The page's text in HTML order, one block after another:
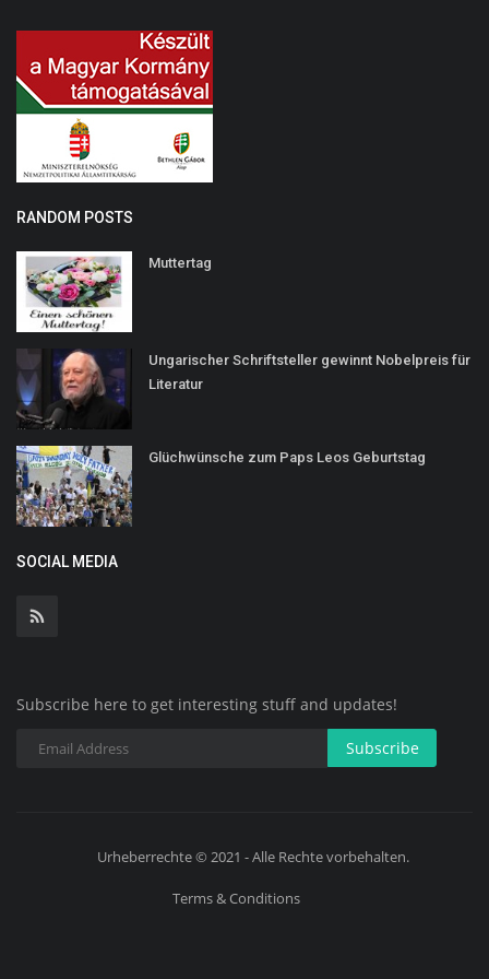
RANDOM POSTS
Muttertag
Ungarischer Schriftsteller gewinnt Nobelpreis für
Literatur
Glüchwünsche zum Paps Leos Geburtstag
SOCIAL MEDIA
Subscribe here to get interesting stuff and updates!
Subscribe
Urheberrechte © 2021 - Alle Rechte vorbehalten.
Terms & Conditions